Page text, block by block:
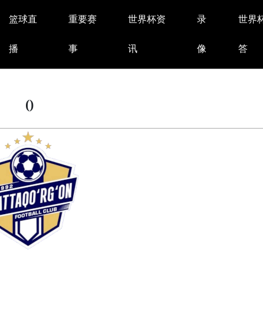
篮球直
播
重要赛
事
世界杯资
讯
录
像
世界
答
()